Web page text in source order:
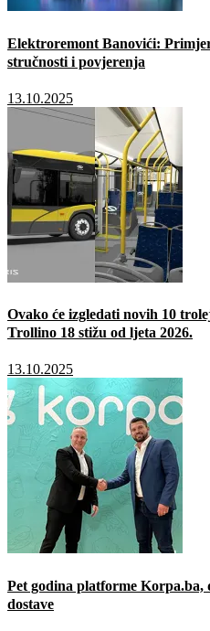
Elektroremont Banovići:
stručnosti i povjerenja
13.10.2025
Ovako će izgledati novih 10
Trollino 18 stižu od ljeta 2026.
13.10.2025
Pet godina platforme
dostave